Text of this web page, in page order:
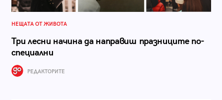
НЕЩАТА ОТ ЖИВОТА
Три лесни начина да направиш празниците по-
специални
РЕДАКТОРИТЕ